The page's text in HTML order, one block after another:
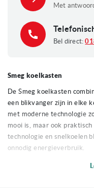
Met
Bel direct:
Smeg koelkasten
De Smeg koelkasten
een blikvanger zijn in elke
met moderne technologie
mooi is, maar ook
technologie en snelkoelen
onnodig energieverbruik.
Gebruiksvriendelijk en